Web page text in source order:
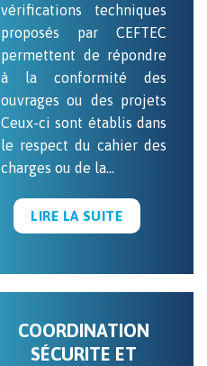
vérifications techniques
proposés par CEFTEC
permettent de répondre
à la conformité des
ouvrages ou des projets
Ceux-ci sont établis dans
le respect du cahier des
charges ou de la…
LIRE LA SUITE
COORDINATION
SÉCURITE ET